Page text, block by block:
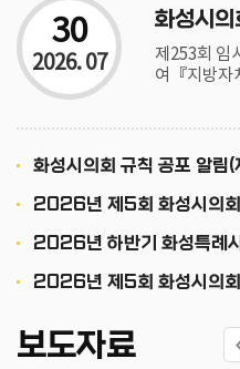
30
2026. 07
제253회 임
여『지방자
화성시의회 규칙 공포 알림
보도자료